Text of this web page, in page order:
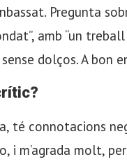
Pregunta
amb “un
dolços. A bon
té connotacions
i m’agrada molt,